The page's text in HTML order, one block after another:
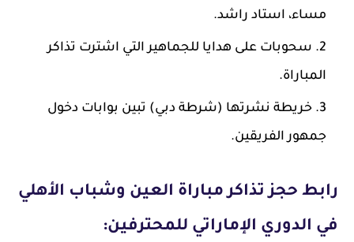
مساء، استاد راشد.
سحوبات على هدايا للجماهير التي اشترت تذاكر
المباراة.
خريطة نشرتها (شرطة دبي) تبين بوابات دخول
جمهور الفريقين.
رابط حجز تذاكر مباراة العين وشباب الأهلي
في الدوري الإماراتي للمحترفين: